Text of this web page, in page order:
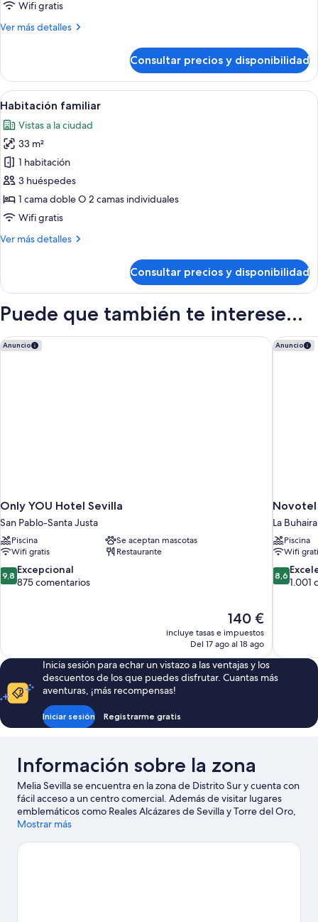
Wifi gratis
Ver más detalles
Más
Room,
Habitación
Consultar precios y disponibilidad
Abrir
todas
las
fotos
de
Habitación
familiar
Una habitación de hotel moderna
6
Habitación familiar
Vistas a la ciudad
33 m²
1 habitación
3 huéspedes
1 cama doble O 2 camas individuales
Wifi gratis
Ver más detalles
Más
familiar
Consultar precios y disponibilidad
Puede que también te interese...
Anuncio
Only YOU Hotel Sevilla
San Pablo-Santa Justa
Piscina
Se aceptan mascotas
Wifi gratis
Restaurante
9.8
sobre
9,8 Excepcional
875 comentarios
El
precio
actual
de
140 €
140 €
incluye tasas e impuestos
Del 17 ago al 18 ago
Only YOU Hotel Sevilla Anuncio
Novotel
La Buhaira
Piscina
Wifi
8.6
sobre
8,6
1.001
Novotel
Inicia sesión para echar un vistazo a las ventajas y los
descuentos de los que puedes disfrutar. Cuantas más
aventuras, ¡más recompensas!
Iniciar sesión Registrarme gratis
Información sobre la zona
Melia Sevilla se encuentra en la zona de Distrito Sur y cuenta con
fácil acceso a un centro comercial. Además de visitar lugares
emblemáticos como Reales Alcázares de Sevilla y Torre del Oro,
podrás apreciar la belleza natural de Parque de María Luisa o
Sevilla y Metropol Parasol. Dedica algo de tiempo a descubrir
Mostrar más